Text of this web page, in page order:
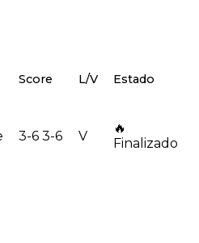
Score L/V Estado
3-6 3-6 V
🔥
Finalizado